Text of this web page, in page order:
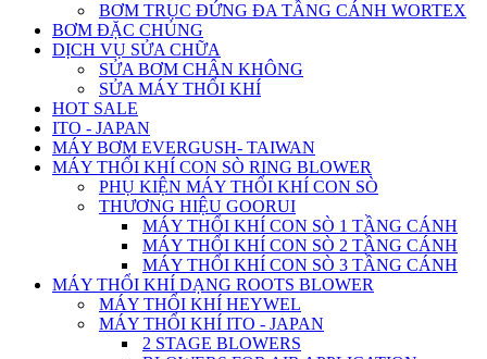
BƠM TRỤC ĐỨNG ĐA TẦNG CÁNH WORTEX
BƠM ĐẶC CHỦNG
DỊCH VỤ SỬA CHỮA
SỬA BƠM CHÂN KHÔNG
SỬA MÁY THỔI KHÍ
HOT SALE
ITO - JAPAN
MÁY BƠM EVERGUSH- TAIWAN
MÁY THỔI KHÍ CON SÒ RING BLOWER
PHỤ KIỆN MÁY THỔI KHÍ CON SÒ
THƯƠNG HIỆU GOORUI
MÁY THỔI KHÍ CON SÒ 1 TẦNG CÁNH
MÁY THỔI KHÍ CON SÒ 2 TẦNG CÁNH
MÁY THỔI KHÍ CON SÒ 3 TẦNG CÁNH
MÁY THỔI KHÍ DẠNG ROOTS BLOWER
MÁY THỔI KHÍ HEYWEL
MÁY THỔI KHÍ ITO - JAPAN
2 STAGE BLOWERS